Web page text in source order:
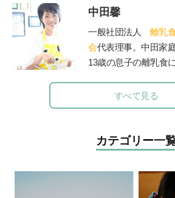
——相田みつをいのち
親でも子どもは健全
館）など著書多数。
わたる臨床経験から
と支持を得ている。
メソッドを公開した
ワーブロガーに。
2011 年にSMART
現在は株式会社とな
成にも携わっている。
また、義母を看取っ
AgeWellLiving を立ち
ている）
ブログ 「SMART
中田馨
一般社団法人 離乳
会代表理事。中田家
13歳の息子の離乳食
標」をモットーに、
経験を生かしながら
伝えている。保育、
で活動中。自身が開
ラクター協会2級・1
で2500人が受講。
すべて見る
カテゴリー一